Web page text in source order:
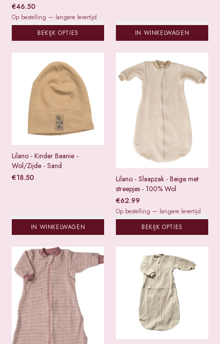
€46.50
Op bestelling — langere levertijd
BEKIJK OPTIES
IN WINKELWAGEN
Lilano - Kinder Beanie -
Wol/Zijde - Sand
€18.50
IN WINKELWAGEN
Lilano - Slaapzak - Beige met
streepjes - 100% Wol
€62.99
Op bestelling — langere levertijd
BEKIJK OPTIES